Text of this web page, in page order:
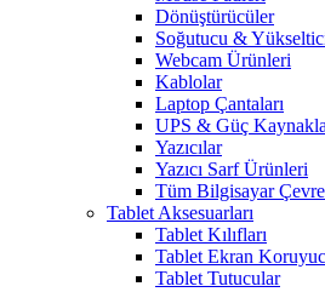
Dönüştürücüler
Soğutucu &
Webcam Ürünleri
Kablolar
Laptop Çantaları
UPS & Güç
Yazıcılar
Yazıcı Sarf Ürünleri
Tüm Bilgisayar
Tablet Aksesuarları
Tablet Kılıfları
Tablet Ekran
Tablet Tutucular